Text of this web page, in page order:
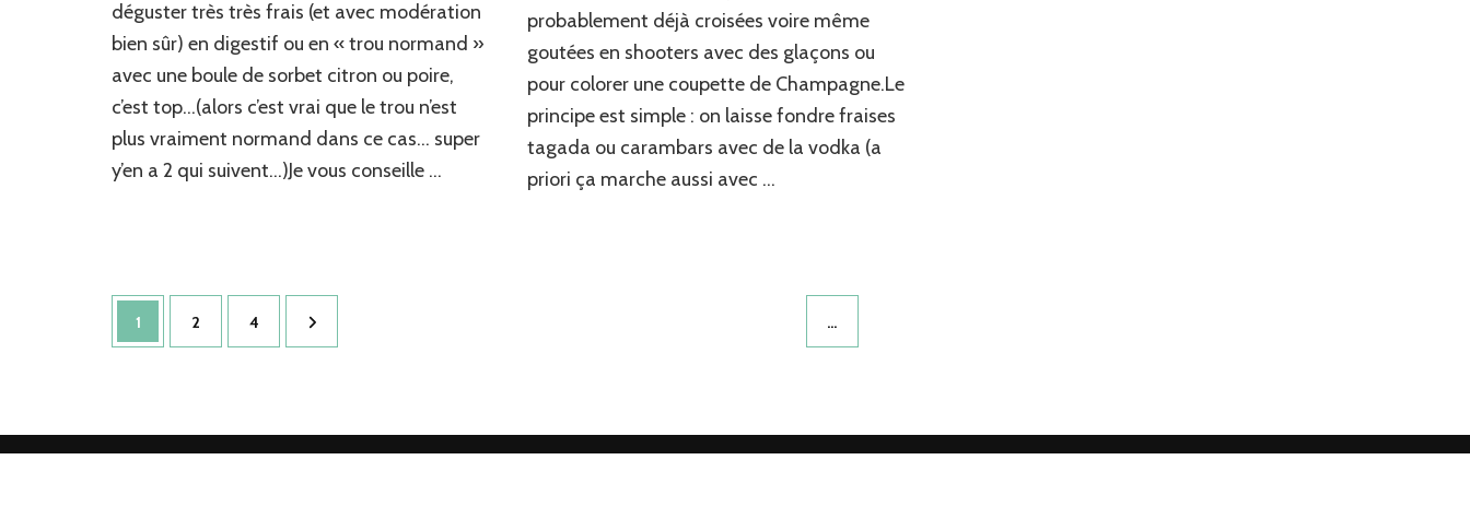
déguster très très frais (et avec modération
bien sûr) en digestif ou en « trou normand »
avec une boule de sorbet citron ou poire,
c’est top…(alors c’est vrai que le trou n’est
plus vraiment normand dans ce cas… super
y’en a 2 qui suivent…)Je vous conseille …
probablement déjà croisées voire même
goutées en shooters avec des glaçons ou
pour colorer une coupette de Champagne.Le
principe est simple : on laisse fondre fraises
tagada ou carambars avec de la vodka (a
priori ça marche aussi avec …
Pagination
des
Page
1 Page
2 …
Page
4